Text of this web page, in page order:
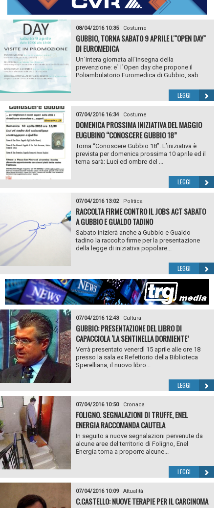
08/04/2016 10:35| Costume
GUBBIO, TORNA SABATO 9 APRILE L'"OPEN DAY"
DI EUROMEDICA
Un`intera giornata all`insegna della
prevenzione: e` l`Open day che propone il
Poliambulatorio Euromedica di Gubbio, sab...
LEGGI
07/04/2016 16:34| Costume
DOMENICA PROSSIMA INIZIATIVA DEL MAGGIO
EUGUBINO “CONOSCERE GUBBIO 18”
Torna “Conoscere Gubbio 18”. L’iniziativa è
prevista per domenica prossima 10 aprile ed il
tema sarà: Luci ed ombre del ...
LEGGI
07/04/2016 13:02| Politica
RACCOLTA FIRME CONTRO IL JOBS ACT SABATO
A GUBBIO E GUALDO TADINO
Sabato inizierà anche a Gubbio e Gualdo
tadino la raccolto firme per la presentazione
della legge di iniziativa popolare...
LEGGI
07/04/2016 12:43| Cultura
GUBBIO: PRESENTAZIONE DEL LIBRO DI
CAPACCIOLA ‘LA SENTINELLA DORMIENTE’
Verrà presentato venerdì 15 aprile alle ore 18
presso la sala ex Refettorio della Biblioteca
Sperelliana, il nuovo libro...
LEGGI
07/04/2016 10:50| Cronaca
FOLIGNO. SEGNALAZIONI DI TRUFFE, ENEL
ENERGIA RACCOMANDA CAUTELA
In seguito a nuove segnalazioni pervenute da
alcune aree del territorio di Foligno, Enel
Energia torna a proporre alcune...
LEGGI
07/04/2016 10:09| Attualità
C.CASTELLO: NUOVE TERAPIE PER IL CARCINOMA